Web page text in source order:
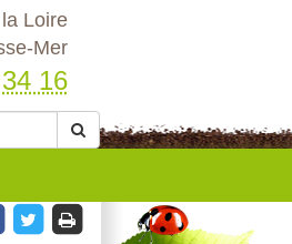
Loire
Mer
16